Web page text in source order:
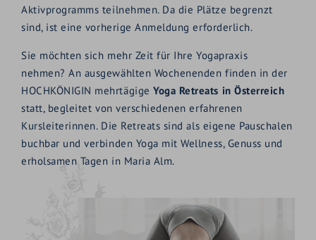
Aktivprogramms teilnehmen. Da die Plätze begrenzt
sind, ist eine vorherige Anmeldung erforderlich.
Sie möchten sich mehr Zeit für Ihre Yogapraxis
nehmen? An ausgewählten Wochenenden finden in der
HOCHKÖNIGIN mehrtägigeYoga Retreats in Österreich
statt, begleitet von verschiedenen erfahrenen
Kursleiterinnen. Die Retreats sind als eigene Pauschalen
buchbar und verbinden Yoga mit Wellness, Genuss und
erholsamen Tagen in Maria Alm.